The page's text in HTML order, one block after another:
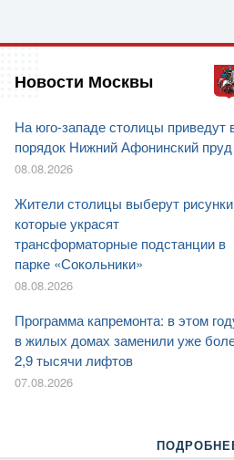
Новости Москвы
На юго-западе столицы приведут
порядок Нижний Афонинский пруд
08.08.2026
Жители столицы выберут
которые украсят
трансформаторные подстанции в
парке «Сокольники»
08.08.2026
Программа капремонта: в этом
в жилых домах заменили уже
2,9 тысячи лифтов
07.08.2026